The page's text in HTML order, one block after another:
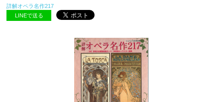
詳解オペラ名作217
LINEで送る